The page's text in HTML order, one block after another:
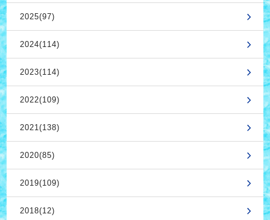
2025(97)
2024(114)
2023(114)
2022(109)
2021(138)
2020(85)
2019(109)
2018(12)